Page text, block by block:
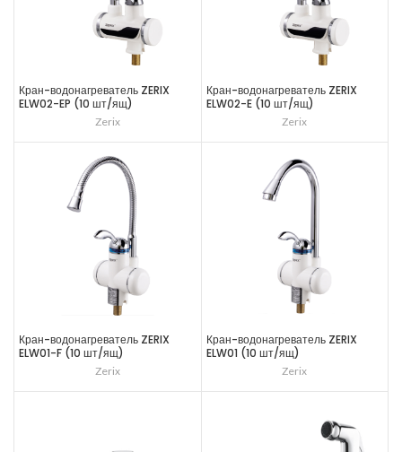
Кран-водонагреватель ZERIX
ELW02-EP (10 шт/ящ)
Zerix
Кран-водонагреватель ZERIX
ELW02-E (10 шт/ящ)
Zerix
Кран-водонагреватель ZERIX
ELW01-F (10 шт/ящ)
Zerix
Кран-водонагреватель ZERIX
ELW01 (10 шт/ящ)
Zerix